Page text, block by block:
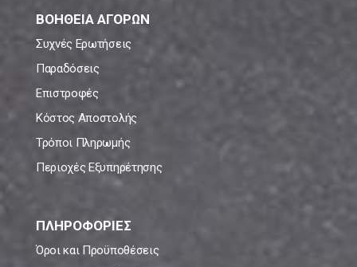
ΒΟΗΘΕΙΑ ΑΓΟΡΩΝ
Συχνές Ερωτήσεις
Παραδόσεις
Επιστροφές
Κόστος Αποστολής
Τρόποι Πληρωμής
Περιοχές Εξυπηρέτησης
ΠΛΗΡΟΦΟΡΙΕΣ
Όροι και Προϋποθέσεις